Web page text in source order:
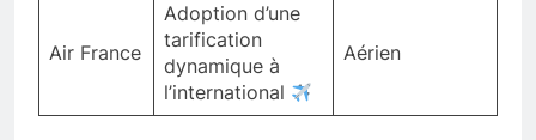
Air France
Adoption d’une
tarification
dynamique à
l’international
Aérien